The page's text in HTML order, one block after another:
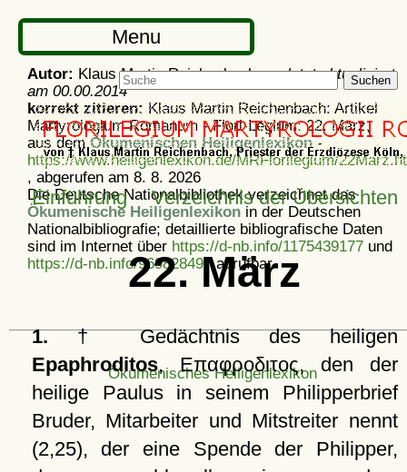
Menu
Suchen
Einführung Verzeichnis der Übersichten
22. März
1.† Gedächtnis des heiligen
Epaphroditos,Επαφροδιτος, den der
heilige Paulus in seinem Philipperbrief
Bruder, Mitarbeiter und Mitstreiter nennt
(2,25), der eine Spende der Philipper,
Autor: Klaus Martin Reichenbach -zuletzt aktualisiert
am 00.00.2014
korrekt zitieren:Klaus Martin Reichenbach: Artikel
Martyrologium Romanum - Flori-Legium: 22. März,
aus demÖkumenischen Heiligenlexikon-
https://www.heiligenlexikon.de/MRFlorilegium/
, abgerufen am 8. 8. 2026
Die Deutsche Nationalbibliothek verzeichnet das
Ökumenische Heiligenlexikon in der Deutschen
Nationalbibliografie; detaillierte bibliografische Daten
sind im Internet über https://d-nb.info/1175439177 und
https://d-nb.info/969828497abrufbar.
Ökumenisches Heiligenlexikon